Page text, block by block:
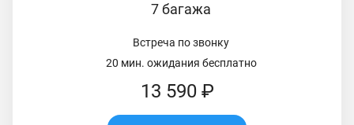
7 багажа
Встреча по звонку
20 мин. ожидания бесплатно
13 590 ₽